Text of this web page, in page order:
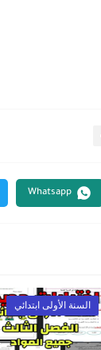
السنة الأولى ابتدائي